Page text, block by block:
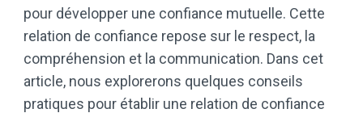
pour développer une confiance mutuelle. Cette
relation de confiance repose sur le respect, la
compréhension et la communication. Dans cet
article, nous explorerons quelques conseils
pratiques pour établir une relation de confiance